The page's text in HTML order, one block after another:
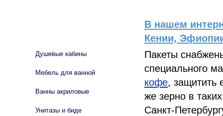
В нашем
Кении,
Пакеты
специального
кофе, защитить
же зерно в
Санкт-
Душевые кабины
Мебель для ванной
Ванны акриловые
Унитазы и биде